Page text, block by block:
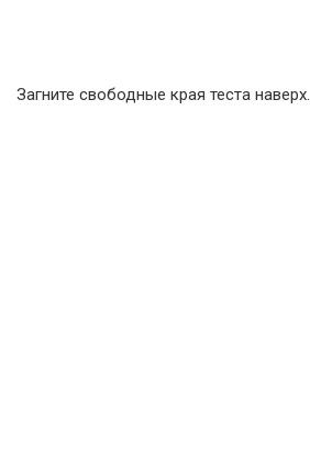
Загните свободные края теста наверх.